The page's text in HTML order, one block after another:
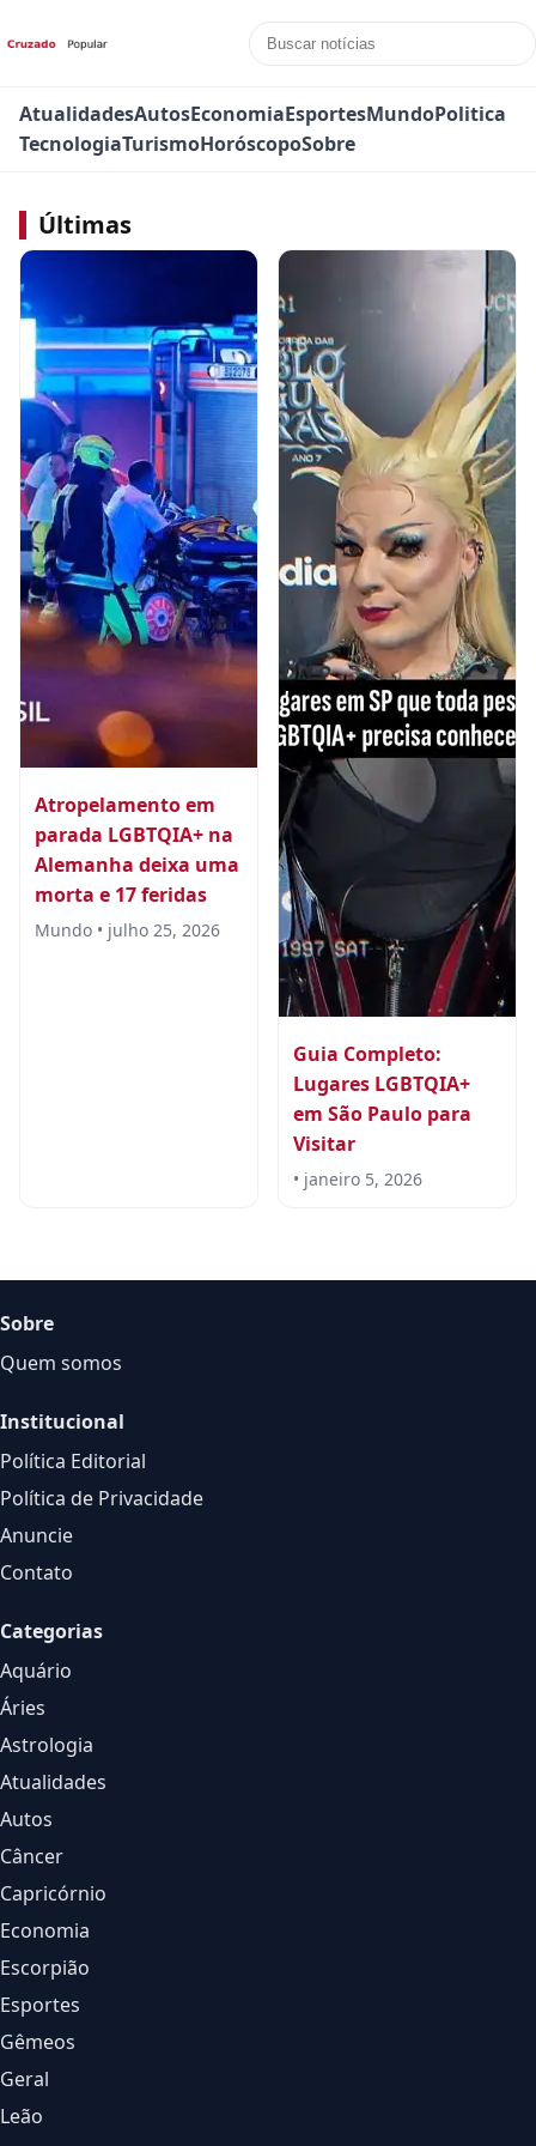
AtualidadesAutosEconomiaEsportesMundoPolitica
TecnologiaTurismoHoróscopoSobre
Últimas
Atropelamento em
parada LGBTQIA+ na
Alemanha deixa uma
morta e 17 feridas
Mundo • julho 25, 2026
Guia Completo:
Lugares LGBTQIA+
em São Paulo para
Visitar
• janeiro 5, 2026
Sobre
Quem somos
Institucional
Política Editorial
Política de Privacidade
Anuncie
Contato
Categorias
Aquário
Áries
Astrologia
Atualidades
Autos
Câncer
Capricórnio
Economia
Escorpião
Esportes
Gêmeos
Geral
Leão